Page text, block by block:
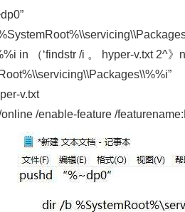
in （‘findstr /i 。 hyper-v.txt 2^》
v.txt
/enable-feature /